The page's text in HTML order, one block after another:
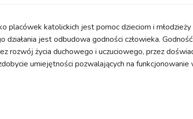
placówek katolickich jest pomoc dzieciom i
działania jest odbudowa godności człowieka.
rozwój życia duchowego i uczuciowego, przez
umiejętności pozwalających na funkcjonowanie